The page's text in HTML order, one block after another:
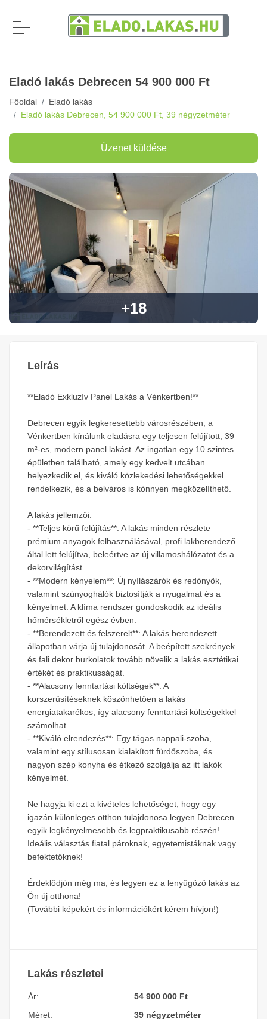
Eladó lakás Debrecen 54 900 000 Ft
Főoldal
Eladó lakás
Eladó lakás Debrecen, 54 900 000 Ft, 39 négyzetméter
Üzenet küldése
+18
Leírás
**Eladó Exkluzív Panel Lakás a Vénkertben!**
Debrecen egyik legkeresettebb városrészében, a
Vénkertben kínálunk eladásra egy teljesen felújított, 39
m²-es, modern panel lakást. Az ingatlan egy 10 szintes
épületben található, amely egy kedvelt utcában
helyezkedik el, és kiváló közlekedési lehetőségekkel
rendelkezik, és a belváros is könnyen megközelíthető.
A lakás jellemzői:
- **Teljes körű felújítás**: A lakás minden részlete
prémium anyagok felhasználásával, profi lakberendező
által lett felújítva, beleértve az új villamoshálózatot és a
dekorvilágítást.
- **Modern kényelem**: Új nyílászárók és redőnyök,
valamint szúnyoghálók biztosítják a nyugalmat és a
kényelmet. A klíma rendszer gondoskodik az ideális
hőmérsékletről egész évben.
- **Berendezett és felszerelt**: A lakás berendezett
állapotban várja új tulajdonosát. A beépített szekrények
és fali dekor burkolatok tovább növelik a lakás esztétikai
értékét és praktikusságát.
- **Alacsony fenntartási költségek**: A
korszerűsítéseknek köszönhetően a lakás
energiatakarékos, így alacsony fenntartási költségekkel
számolhat.
- **Kiváló elrendezés**: Egy tágas nappali-szoba,
valamint egy stílusosan kialakított fürdőszoba, és
nagyon szép konyha és étkező szolgálja az itt lakók
kényelmét.
Ne hagyja ki ezt a kivételes lehetőséget, hogy egy
igazán különleges otthon tulajdonosa legyen Debrecen
egyik legkényelmesebb és legpraktikusabb részén!
Ideális választás fiatal pároknak, egyetemistáknak vagy
befektetőknek!
Érdeklődjön még ma, és legyen ez a lenyűgöző lakás az
Ön új otthona!
(További képekért és információkért kérem hívjon!)
Lakás részletei
Ár:
54 900 000 Ft
Méret:
39 négyzetméter